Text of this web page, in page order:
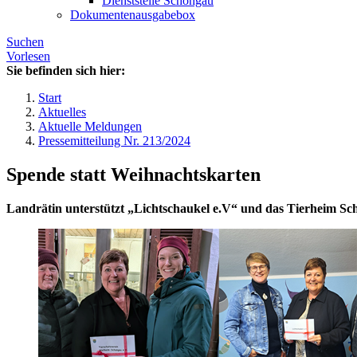
Dokumentenausgabebox
Suchen
Vorlesen
Sie befinden sich hier:
Start
Aktuelles
Aktuelle Meldungen
Pressemitteilung Nr. 213/2024
Spende statt Weihnachtskarten
Landrätin unterstützt „Lichtschaukel e.V“ und das Tierheim